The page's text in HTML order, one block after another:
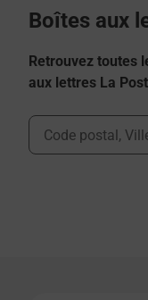
Boîtes aux
Retrouvez toutes
aux lettres La
Ville, Département,